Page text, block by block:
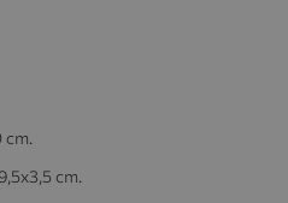
cm.
cm.